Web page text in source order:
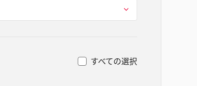
すべての選択